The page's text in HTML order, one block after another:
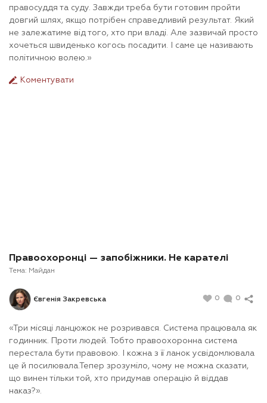
правосуддя та суду. Завжди треба бути готовим пройти
довгий шлях, якщо потрібен справедливий результат. Який
не залежатиме від того, хто при владі. Але зазвичай просто
хочеться швиденько когось посадити. І саме це називають
політичною волею.»
Коментувати
Правоохоронці — запобіжники. Не карателі
Тема: Майдан
Євгенія Закревська 0 0
«Три місяці ланцюжок не розривався. Система працювала як
годинник. Проти людей. Тобто правоохоронна система
перестала бути правовою. І кожна з її ланок усвідомлювала
це й посилювала.Тепер зрозуміло, чому не можна сказати,
що винен тільки той, хто придумав операцію й віддав
наказ?».